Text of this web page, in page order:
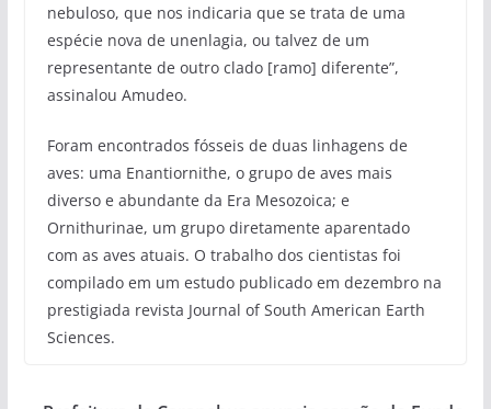
nebuloso, que nos indicaria que se trata de uma
espécie nova de unenlagia, ou talvez de um
representante de outro clado [ramo] diferente”,
assinalou Amudeo.
Foram encontrados fósseis de duas linhagens de
aves: uma Enantiornithe, o grupo de aves mais
diverso e abundante da Era Mesozoica; e
Ornithurinae, um grupo diretamente aparentado
com as aves atuais. O trabalho dos cientistas foi
compilado em um estudo publicado em dezembro na
prestigiada revista Journal of South American Earth
Sciences.